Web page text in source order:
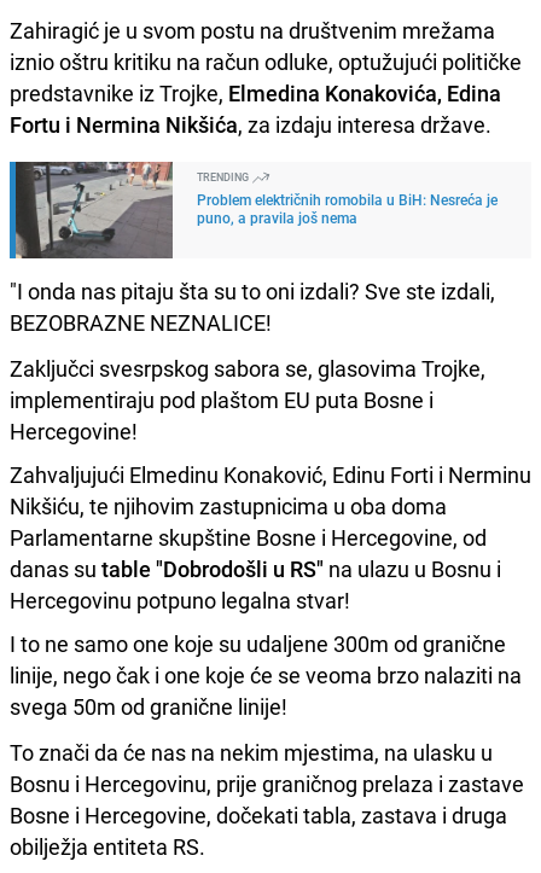
Zahiragić je u svom postu na društvenim mrežama
iznio oštru kritiku na račun odluke, optužujući političke
predstavnike iz Trojke, Elmedina Konakovića, Edina
Fortu i Nermina Nikšića, za izdaju interesa države.
TRENDING
Problem električnih romobila u BiH: Nesreća je
puno, a pravila još nema
"I onda nas pitaju šta su to oni izdali? Sve ste izdali,
BEZOBRAZNE NEZNALICE!
Zaključci svesrpskog sabora se, glasovima Trojke,
implementiraju pod plaštom EU puta Bosne i
Hercegovine!
Zahvaljujući Elmedinu Konaković, Edinu Forti i Nerminu
Nikšiću, te njihovim zastupnicima u oba doma
Parlamentarne skupštine Bosne i Hercegovine, od
danas su table "Dobrodošli u RS" na ulazu u Bosnu i
Hercegovinu potpuno legalna stvar!
I to ne samo one koje su udaljene 300m od granične
linije, nego čak i one koje će se veoma brzo nalaziti na
svega 50m od granične linije!
To znači da će nas na nekim mjestima, na ulasku u
Bosnu i Hercegovinu, prije graničnog prelaza i zastave
Bosne i Hercegovine, dočekati tabla, zastava i druga
obilježja entiteta RS.